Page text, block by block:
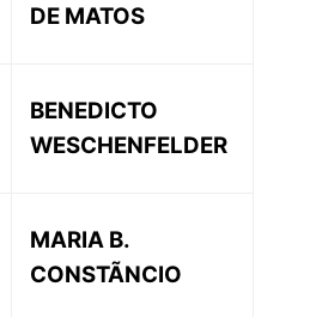
DE MATOS
BENEDICTO
WESCHENFELDER
MARIA B.
CONSTÃNCIO